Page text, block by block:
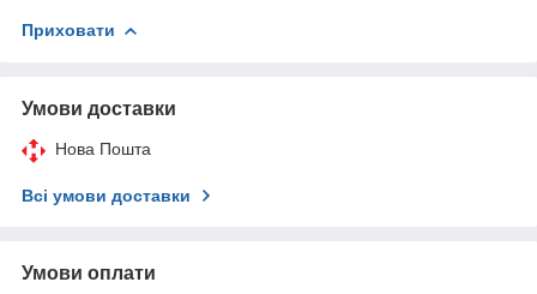
Приховати
Умови доставки
Нова Пошта
Всі умови доставки
Умови оплати